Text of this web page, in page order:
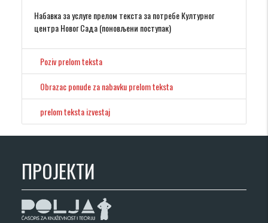
Набавка за услуге прелом текста за потребе Културног
центра Новог Сада (поновљени поступак)
Poziv prelom teksta
Obrazac ponude za nabavku prelom teksta
prelom teksta izvestaj
ПРОЈЕКТИ